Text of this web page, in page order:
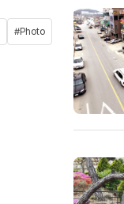
#Photo